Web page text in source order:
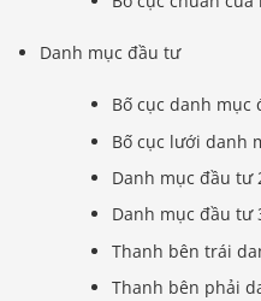
Danh mục đầu tư
Bố cục danh mục
Bố cục lưới danh
Danh mục đầu tư
Danh mục đầu tư
Thanh bên trái
Thanh bên phải